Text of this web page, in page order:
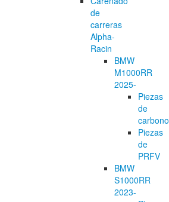
de
carreras
Alpha-
Racin
BMW
M1000RR
2025-
Piezas
de
carbono
Piezas
de
PRFV
BMW
S1000RR
2023-